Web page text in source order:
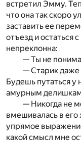
встретил Эмму.
что она так скоро
заставить ее
отъезд и
непреклонна:
— Ты не
— Старик даже
Будешь путаться у
амурным
— Никогда не
вмешивалась в
упрямое
какой смысл мне